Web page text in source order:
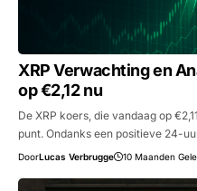
XRP Verwachting en
op €2,12 nu
De XRP koers, die vandaag op
punt. Ondanks een positieve 24-
DoorLucas Verbrugge 10 Maanden